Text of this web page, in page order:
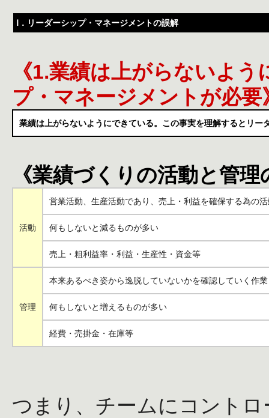
Ⅰ．リーダーシップ・マネージメントの誤解
《1.業績は上がらないよ
プ・マネージメントが必要
業績は上がらないようにできている。この事実を理解するとリ
《業績づくりの活動と管理
活動
営業活動、生産活動であり、売上・利益を確保する為の
何もしないと減るものが多い
売上・粗利益率・利益・生産性・資金等
管理
本来あるべき姿から逸脱していないかを確認していく作業
何もしないと増えるものが多い
経費・売掛金・在庫等
つまり、チームにコント